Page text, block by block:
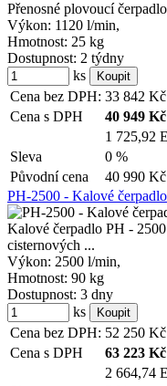
Přenosné plovoucí
Výkon: 1120 l/min,
Hmotnost: 25 kg
Dostupnost: 2 týdny
ks
Cena bez DPH: 33 842 Kč
Cena s DPH
40 949 Kč
1 725,92
Sleva
0 %
Původní cena
40 990 Kč
PH-2500 - Kalové čerpadlo
Kalové čerpadlo PH -
cisternových ...
Výkon: 2500 l/min,
Hmotnost: 90 kg
Dostupnost: 3 dny
ks
Cena bez DPH: 52 250 Kč
Cena s DPH
63 223 Kč
2 664,74